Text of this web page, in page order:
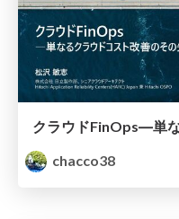
chacco38